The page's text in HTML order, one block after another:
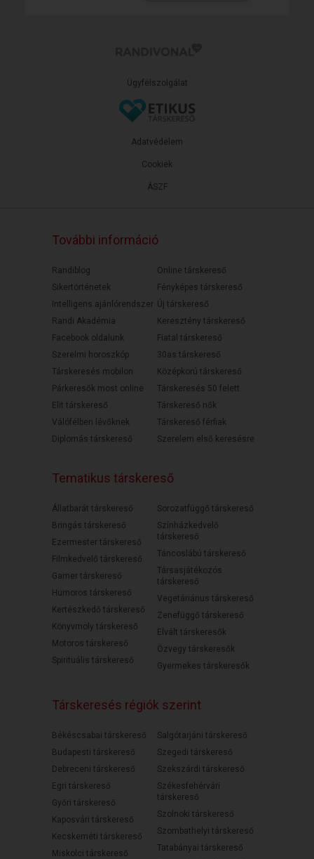
Ügyfélszolgálat
ÁSZF
Adatvédelem
Cookiek
További információ
Randiblog
Sikertörténetek
Intelligens ajánlórendszer
Randi Akadémia
Facebook oldalunk
Szerelmi horoszkóp
Társkeresés mobilon
Párkeresők most online
Elit társkereső
Válófélben lévőknek
Diplomás társkereső
Online társkereső
Fényképes társkereső
Új társkereső
Keresztény társkereső
Fiatal társkereső
30as társkereső
Középkorú társkereső
Társkeresés 50 felett
Társkereső nők
Társkereső férfiak
Szerelem első keresésre
Tematikus társkereső
Állatbarát társkereső
Bringás társkereső
Ezermester társkereső
Filmkedvelő társkereső
Gamer társkereső
Humoros társkereső
Kertészkedő társkereső
Könyvmoly társkereső
Motoros társkereső
Spirituális társkereső
Sorozatfüggő társkereső
Színházkedvelő
társkereső
Táncoslábú társkereső
Társasjátékozós
társkereső
Vegetáriánus társkereső
Zenefüggő társkereső
Elvált társkeresők
Özvegy társkeresők
Gyermekes társkeresők
Társkeresés régiók szerint
Békéscsabai társkereső
Budapesti társkereső
Debreceni társkereső
Egri társkereső
Győri társkereső
Kaposvári társkereső
Kecskeméti társkereső
Miskolci társkereső
Salgótarjáni társkereső
Szegedi társkereső
Szekszárdi társkereső
Székesfehérvári
társkereső
Szolnoki társkereső
Szombathelyi társkereső
Tatabányai társkereső